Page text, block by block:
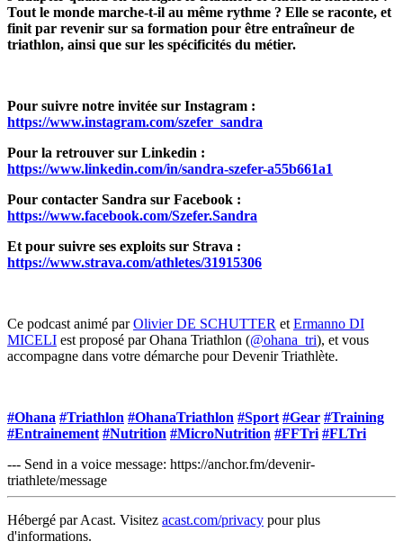
Tout le monde marche-t-il au même rythme ? Elle se raconte, et
finit par revenir sur sa formation pour être entraîneur de
triathlon, ainsi que sur les spécificités du métier.
Pour suivre notre invitée sur Instagram :
https://www.instagram.com/szefer_sandra
Pour la retrouver sur Linkedin :
https://www.linkedin.com/in/sandra-szefer-a55b661a1
Pour contacter Sandra sur Facebook :
https://www.facebook.com/Szefer.Sandra
Et pour suivre ses exploits sur Strava :
https://www.strava.com/athletes/31915306
Ce podcast animé parOlivier DE SCHUTTER et Ermanno DI
MICELI est proposé par Ohana Triathlon (@ohana_tri), et vous
accompagne dans votre démarche pour Devenir Triathlète.
#Ohana #Triathlon #OhanaTriathlon #Sport #Gear #Training
#Entrainement #Nutrition #MicroNutrition #FFTri #FLTri
--- Send in a voice message: https://anchor.fm/devenir-
triathlete/message
Hébergé par Acast. Visitez acast.com/privacy pour plus
d'informations.